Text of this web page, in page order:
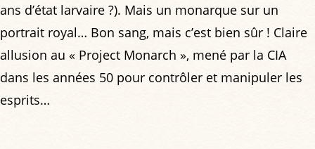
ans d’état larvaire ?). Mais un monarque sur un
portrait royal… Bon sang, mais c’est bien sûr ! Claire
allusion au « Project Monarch », mené par la CIA
dans les années 50 pour contrôler et manipuler les
esprits…